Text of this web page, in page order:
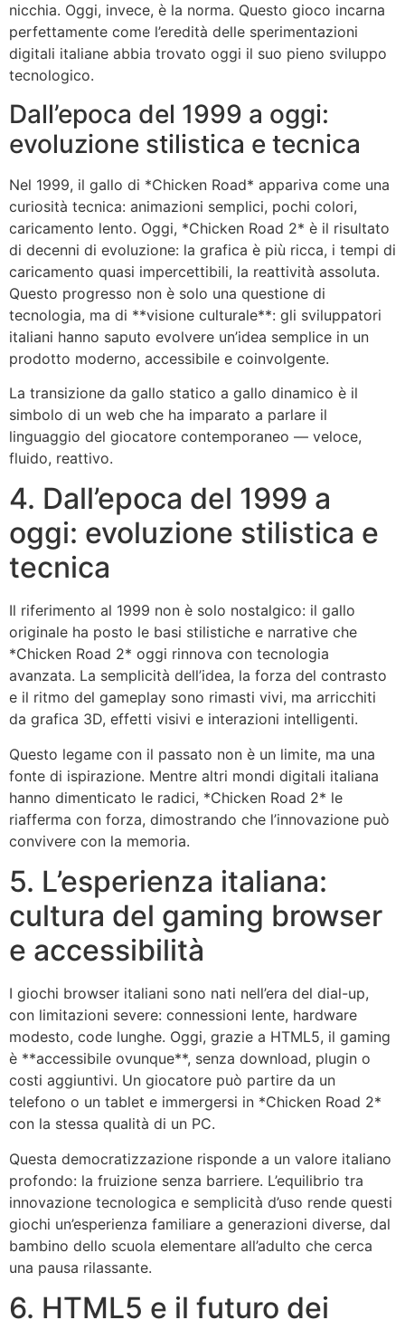
nicchia. Oggi, invece, è la norma. Questo gioco incarna
perfettamente come l’eredità delle sperimentazioni
digitali italiane abbia trovato oggi il suo pieno sviluppo
tecnologico.
Dall’epoca del 1999 a oggi:
evoluzione stilistica e tecnica
Nel 1999, il gallo di *Chicken Road* appariva come una
curiosità tecnica: animazioni semplici, pochi colori,
caricamento lento. Oggi, *Chicken Road 2* è il risultato
di decenni di evoluzione: la grafica è più ricca, i tempi di
caricamento quasi impercettibili, la reattività assoluta.
Questo progresso non è solo una questione di
tecnologia, ma di **visione culturale**: gli sviluppatori
italiani hanno saputo evolvere un’idea semplice in un
prodotto moderno, accessibile e coinvolgente.
La transizione da gallo statico a gallo dinamico è il
simbolo di un web che ha imparato a parlare il
linguaggio del giocatore contemporaneo — veloce,
fluido, reattivo.
4. Dall’epoca del 1999 a
oggi: evoluzione stilistica e
tecnica
Il riferimento al 1999 non è solo nostalgico: il gallo
originale ha posto le basi stilistiche e narrative che
*Chicken Road 2* oggi rinnova con tecnologia
avanzata. La semplicità dell’idea, la forza del contrasto
e il ritmo del gameplay sono rimasti vivi, ma arricchiti
da grafica 3D, effetti visivi e interazioni intelligenti.
Questo legame con il passato non è un limite, ma una
fonte di ispirazione. Mentre altri mondi digitali italiana
hanno dimenticato le radici, *Chicken Road 2* le
riafferma con forza, dimostrando che l’innovazione può
convivere con la memoria.
5. L’esperienza italiana:
cultura del gaming browser
e accessibilità
I giochi browser italiani sono nati nell’era del dial-up,
con limitazioni severe: connessioni lente, hardware
modesto, code lunghe. Oggi, grazie a HTML5, il gaming
è **accessibile ovunque**, senza download, plugin o
costi aggiuntivi. Un giocatore può partire da un
telefono o un tablet e immergersi in *Chicken Road 2*
con la stessa qualità di un PC.
Questa democratizzazione risponde a un valore italiano
profondo: la fruizione senza barriere. L’equilibrio tra
innovazione tecnologica e semplicità d’uso rende questi
giochi un’esperienza familiare a generazioni diverse, dal
bambino dello scuola elementare all’adulto che cerca
una pausa rilassante.
6. HTML5 e il futuro dei